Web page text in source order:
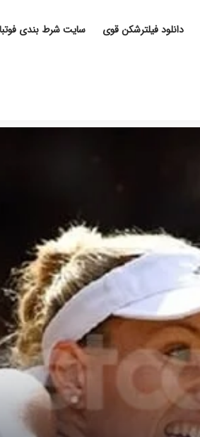
دانلود فیلترشکن قوی سایت شرط بندی